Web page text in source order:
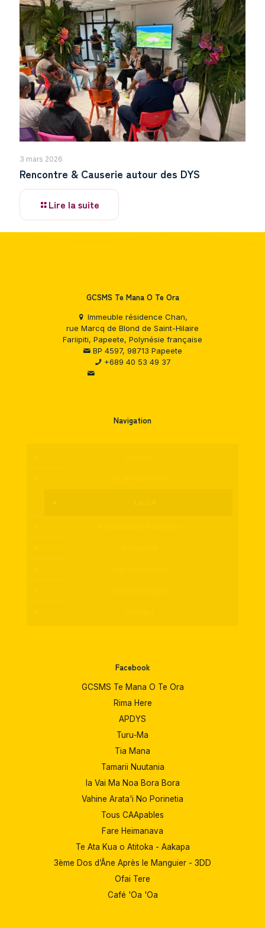
3 mars 2026
Rencontre & Causerie autour des DYS
Lire la suite
GCSMS Te Mana O Te Ora
Immeuble résidence Chan,
rue Marcq de Blond de Saint-Hilaire
Fariipiti, Papeete, Polynésie française
BP 4597, 98713 Papeete
+689 40 53 49 37
Navigation
Facebook
GCSMS Te Mana O Te Ora
Rima Here
APDYS
Turu‑Ma
Tia Mana
Tamarii Nuutania
Ia Vai Ma Noa Bora Bora
Vahine Arata'i No Porinetia
Tous CAApables
Fare Heimanava
Te Ata Kua o Atitoka - Aakapa
3ème Dos d’Âne Après le Manguier - 3DD
Ofai Tere
Café 'Oa 'Oa